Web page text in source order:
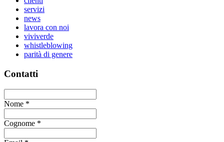
servizi
news
lavora con noi
viviverde
whistleblowing
parità di genere
Contatti
Nome *
Cognome *